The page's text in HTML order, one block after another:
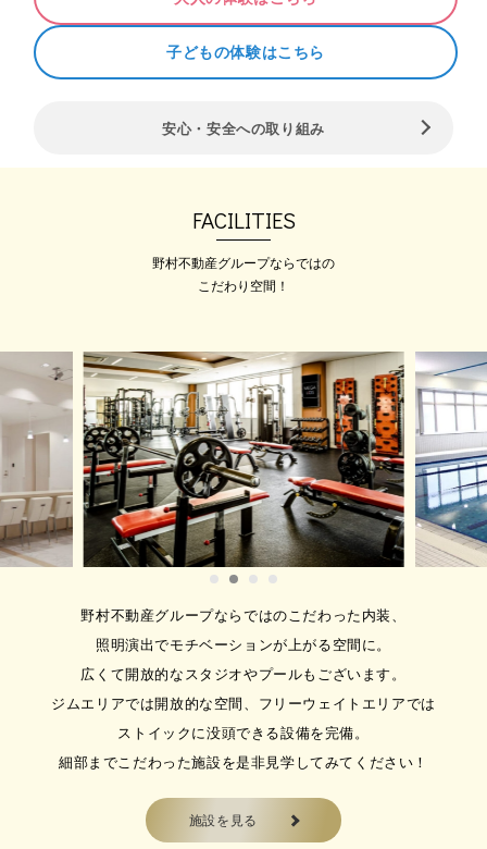
《パーソナルトレーニング体
したい方必見♪
ディ…
2026.06.15
平素は格別のご高配を賜り、メガロ
ス葛飾をご愛顧いた…
2026.06.11
8/12(水)～8/15(土) 夏期休館の
お知らせ
平素よりメガロス葛飾店 をご利用
いただき、誠にあり…
2026.05.15
【最新版】2026年度４月～９
平素より当スクールをご利用いただ
き、誠にありがとう…
子どもの体験はこちら
安心・安全への取り組み
FACILITIES
野村不動産グループならではの
こだわり空間！
野村不動産グループならではのこだわった内装、
照明演出でモチベーションが上がる空間に。
広くて開放的なスタジオやプールもございます。
ジムエリアでは開放的な空間、フリーウェイトエリアでは
ストイックに没頭できる設備を完備。
細部までこだわった施設を是非見学してみてください！
施設を見る